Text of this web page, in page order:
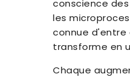
conscience
les
connue d'entre
transforme en
Chaque